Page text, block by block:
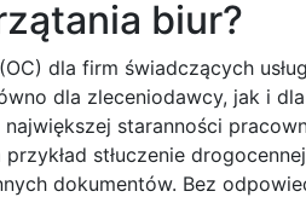
biur?
dla firm świadczących
dla zleceniodawcy, jak i
staranności
stłuczenie
dokumentów. Bez